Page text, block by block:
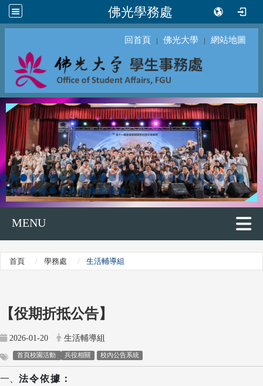
佛光學務處
回首頁 ｜ 佛光大學 ｜ 網站地圖
MENU
首頁 學務處 生活輔導組
【役期折抵公告】
2026-01-20 生活輔導組
首頁校園活動 兵役相關 校內公告系統
一、 法令依據：